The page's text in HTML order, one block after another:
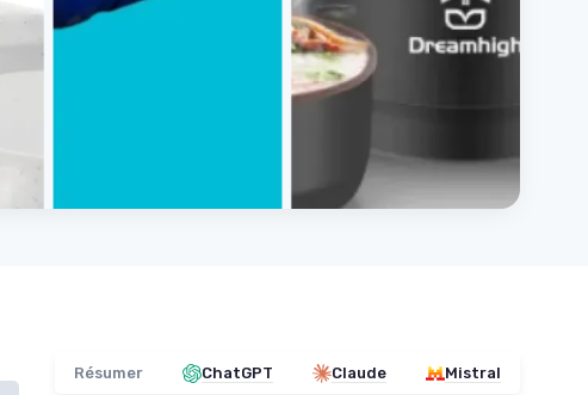
Résumer ChatGPT Claude Mistral